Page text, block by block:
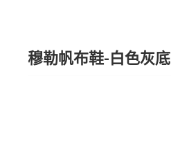
穆勒帆布鞋-白色灰底